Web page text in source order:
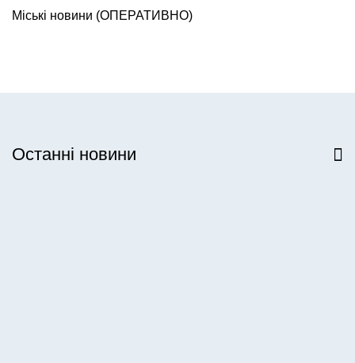
Міські новини (ОПЕРАТИВНО)
Останні новини